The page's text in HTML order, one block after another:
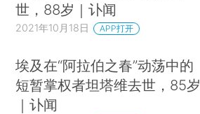
世，88岁｜讣闻
2021年10月18日 APP打开
埃及在“阿拉伯之春”动荡中的
短暂掌权者坦塔维去世，85岁
｜讣闻